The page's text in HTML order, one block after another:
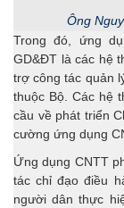
Ông
Trong đó, ứng
GD&ĐT là các hệ
trợ công tác quản
thuộc Bộ. Các hệ
cầu về phát triển
cường ứng dụng
Ứng dụng CNTT
tác chỉ đạo điều
người dân thực